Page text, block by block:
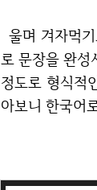
울며 겨자먹기로 영어로 구글번역기를 이용해서 대충 뜻이 전달 될 수 있을 정도
로 문장을 완성
정도로 형식적
아보니 한국어